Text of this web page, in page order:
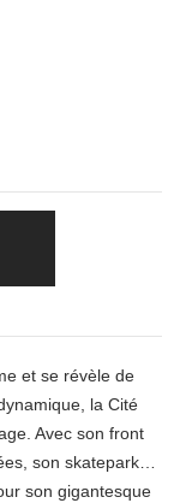
et se révèle de
la Cité
Avec son front
son skatepark
son gigantesque